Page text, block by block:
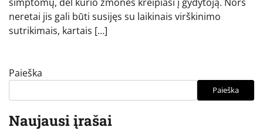
neretai jis gali būti susijęs su laikinais virškinimo
sutrikimais, kartais […]
Paieška
Paieška
Naujausi įrašai